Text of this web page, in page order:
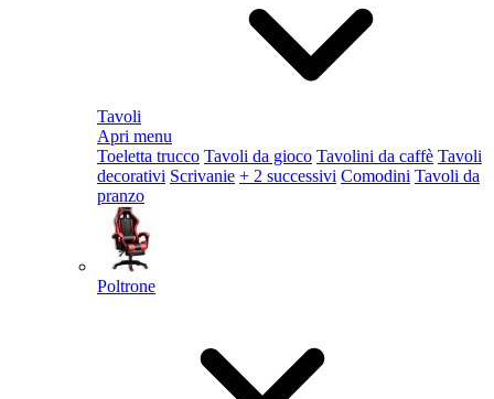
Tavoli
Apri menu
Toeletta trucco Tavoli da gioco Tavolini da caffè Tavoli
decorativi Scrivanie + 2 successivi Comodini Tavoli da
pranzo
Poltrone